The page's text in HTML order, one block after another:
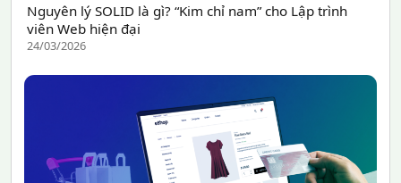
Nguyên lý SOLID là gì? “Kim chỉ nam” cho Lập trình
viên Web hiện đại
24/03/2026